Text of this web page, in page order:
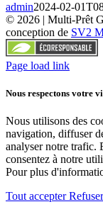
admin2024-02-
© 2026 | Multi-Prêt
conception de SV2
Page load link
Nous respectons votre
Nous utilisons des
navigation, diffuser
analyser notre trafic.
consentez à notre
Pour plus
Tout accepterRefuser